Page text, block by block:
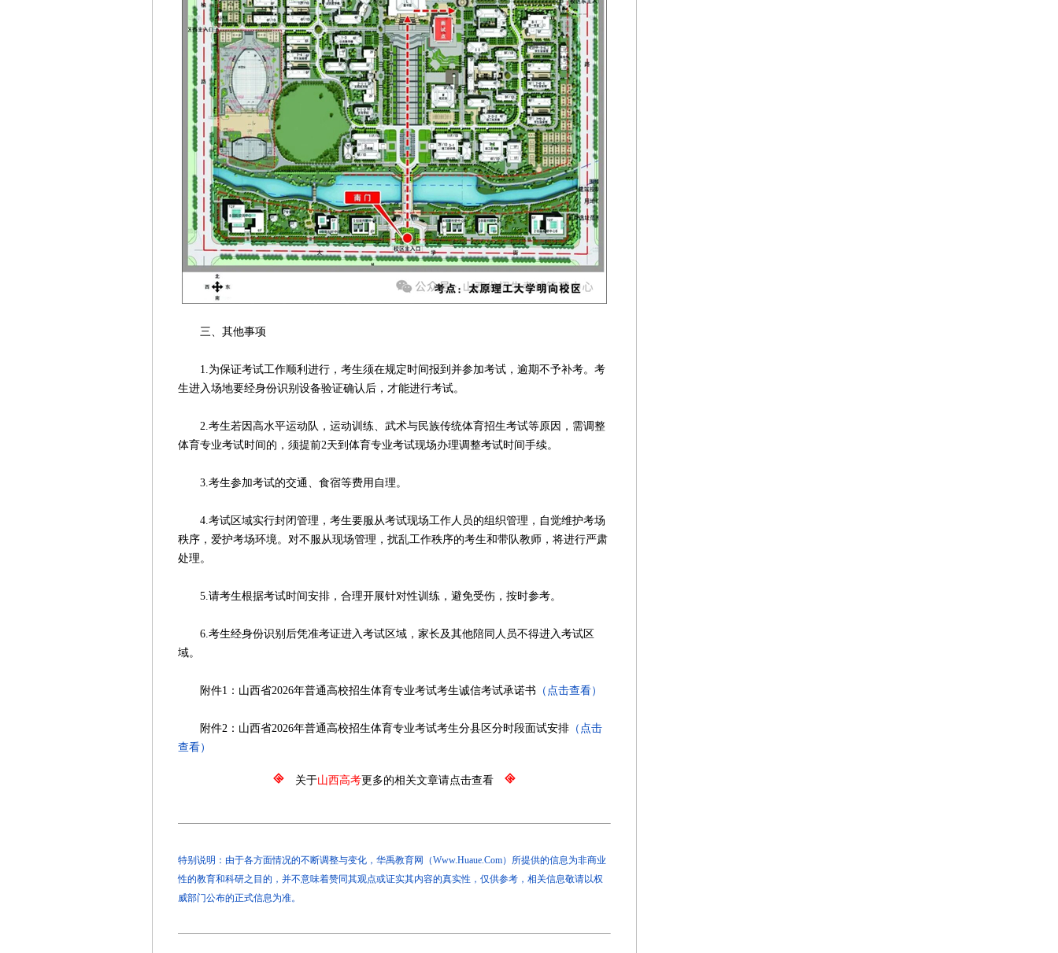
三、其他事项
1.为保证考试工作顺利进行，考生须在规定时间报到并参加考试，逾期不予补考。考
生进入场地要经身份识别设备验证确认后，才能进行考试。
2.考生若因高水平运动队，运动训练、武术与民族传统体育招生考试等原因，需调整
体育专业考试时间的，须提前2天到体育专业考试现场办理调整考试时间手续。
3.考生参加考试的交通、食宿等费用自理。
4.考试区域实行封闭管理，考生要服从考试现场工作人员的组织管理，自觉维护考场
秩序，爱护考场环境。对不服从现场管理，扰乱工作秩序的考生和带队教师，将进行严肃
处理。
5.请考生根据考试时间安排，合理开展针对性训练，避免受伤，按时参考。
6.考生经身份识别后凭准考证进入考试区域，家长及其他陪同人员不得进入考试区
域。
附件1：山西省2026年普通高校招生体育专业考试考生诚信考试承诺书 （点击查看）
附件2：山西省2026年普通高校招生体育专业考试考生分县区分时段面试安排 （点击
查看）
关于山西高考更多的相关文章请点击查看
特别说明：由于各方面情况的不断调整与变化，华禹教育网（Www.Huaue.Com）所提供的信息为非商业
性的教育和科研之目的，并不意味着赞同其观点或证实其内容的真实性，仅供参考，相关信息敬请以权
威部门公布的正式信息为准。